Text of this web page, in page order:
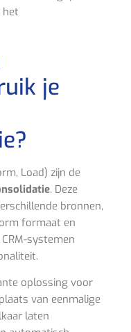
het
je
Load) zijn de
. Deze
bronnen,
formaat en
systemen
oplossing voor
van eenmalige
laten